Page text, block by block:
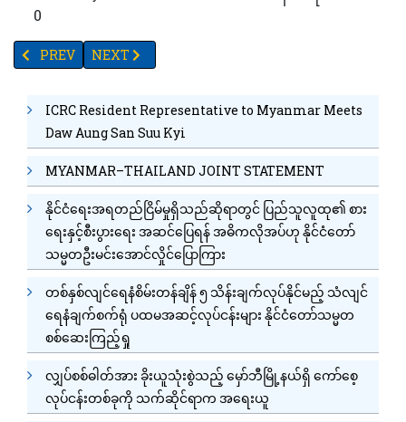
0
PREVIOUS ARTICLE: မန္တလေးငလျင်ကြီးကြောင့် လျှပ်စစ်ကဏ္ဍတွင်
PREV NEXT ARTICLE: TV YANGON TIMES ရဲ့ နေ့စဉ်
NEXT
ICRC Resident Representative to Myanmar Meets
Daw Aung San Suu Kyi
MYANMAR–THAILAND JOINT STATEMENT
နိုင်ငံရေးအရတည်ငြိမ်မှုရှိသည်ဆိုရာတွင် ပြည်သူလူထု၏ စား
ရေးနှင့်စီးပွားရေး အဆင်ပြေရန် အဓိကလိုအပ်ဟု နိုင်ငံတော်
သမ္မတဦးမင်းအောင်လှိုင်ပြောကြား
တစ်နှစ်လျင်ရေနံစိမ်းတန်ချိန် ၅ သိန်းချက်လုပ်နိုင်မည့် သံလျင်
ရေနံချက်စက်ရုံ ပထမအဆင့်လုပ်ငန်းများ နိုင်ငံတော်သမ္မတ
စစ်ဆေးကြည့်ရှု
လျှပ်စစ်ဓါတ်အား ခိုးယူသုံးစွဲသည့် မှော်ဘီမြို့နယ်ရှိ ကော်စေ့
လုပ်ငန်းတစ်ခုကို သက်ဆိုင်ရာက အရေးယူ